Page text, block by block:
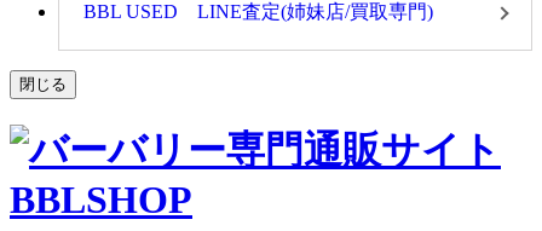
BBL USED LINE査定(姉妹店/買取専門)
閉じる